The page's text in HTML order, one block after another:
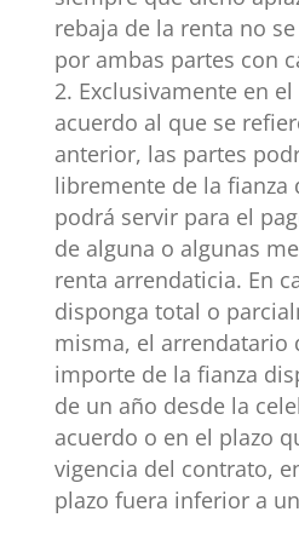
rebaja de la renta no
por ambas partes con
Exclusivamente en
acuerdo al que se
anterior, las partes
libremente de la fianza
podrá servir para el
de alguna o algunas
renta arrendaticia. En
disponga total o
misma, el arrendatario
importe de la fianza
de un año desde la
acuerdo o en el plazo
vigencia del contrato,
plazo fuera inferior a